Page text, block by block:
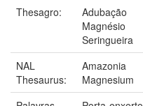
Thesagro:
Adubação
Magnésio
Seringueira
NAL
Thesaurus:
Amazonia
Magnesium